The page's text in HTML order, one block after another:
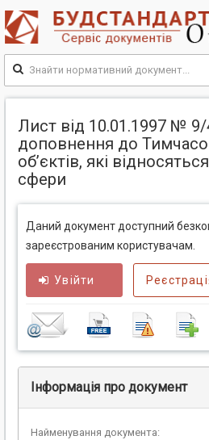
Лист від 10.01.1997 №
доповнення до
об’єктів, які
сфери
Даний документ доступний
зареєстрованим користувачам.
Увійти
Інформація про документ
Найменування документа: